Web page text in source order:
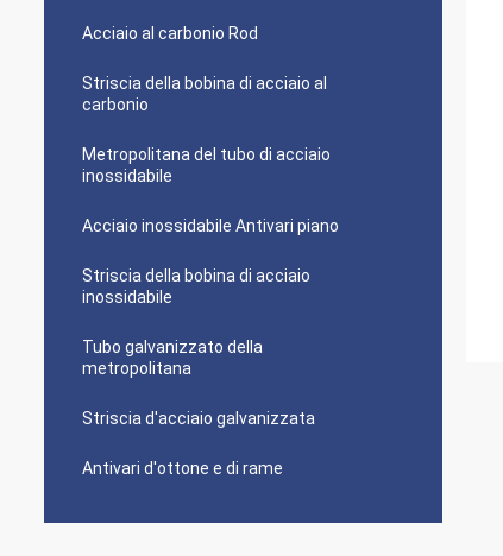
Acciaio al carbonio Rod
Striscia della bobina di acciaio al
carbonio
Metropolitana del tubo di acciaio
inossidabile
Acciaio inossidabile Antivari piano
Striscia della bobina di acciaio
inossidabile
Tubo galvanizzato della
metropolitana
Striscia d'acciaio galvanizzata
Antivari d'ottone e di rame